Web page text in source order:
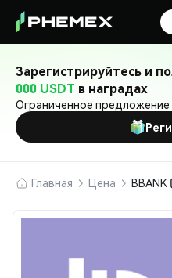
Зарегистрируйтесь и
000 USDT в наградах
Ограниченное
Главная Цена BBANK